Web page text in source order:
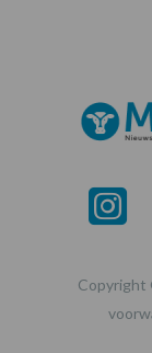
Copyright